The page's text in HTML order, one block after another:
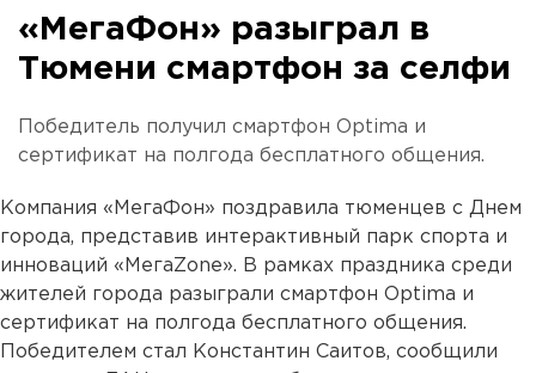
«МегаФон» разыграл в
Тюмени смартфон за селфи
Победитель получил смартфон Optima и
сертификат на полгода бесплатного общения.
Компания «МегаФон» поздравила тюменцев с Днем
города, представив интерактивный парк спорта и
инноваций «МегаZone». В рамках праздника среди
жителей города разыграли смартфон Optima и
сертификат на полгода бесплатного общения.
Победителем стал Константин Саитов, сообщили